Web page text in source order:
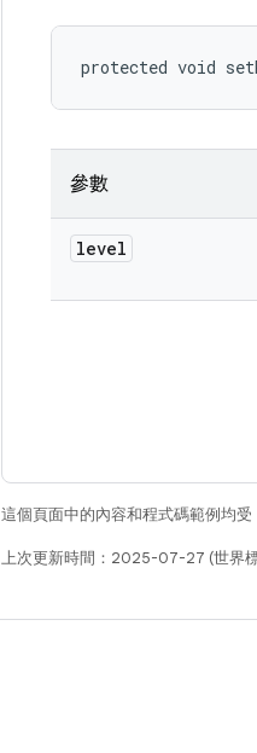
protected void
參數
level
這個頁面中的內容和程式碼範例均受
上次更新時間：2025-07-27 (世界標